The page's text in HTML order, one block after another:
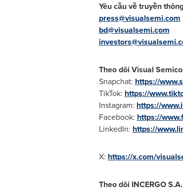
Yêu cầu về truyền
press@visualsemi.com
bd@visualsemi.com
Theo dõi Visual
Snapchat: https://
TikTok: https://
Instagram: https://
Facebook: https://
LinkedIn: https://
X: https://x.com/
Theo dõi INCERGO S.A.